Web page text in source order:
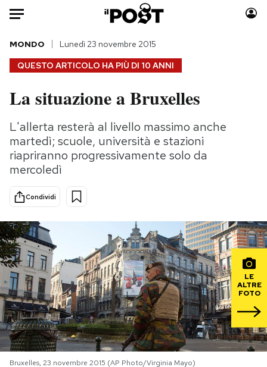
Auto
HOME
Italia
Politica
Internet
Scienza
Cultura
Economia
Sport
Moda
Consumismi
Storie/Idee
Altrecose
Mondiali calcio 2026
PODCAST
NEWSLETTER
QUESTO ARTICOLO HA PIÙ DI 10 ANNI
MONDO Lunedì 23 novembre 2015
La situazione a Bruxelles
L'allerta resterà al livello massimo anche
martedì; scuole, università e stazioni
riapriranno progressivamente solo da
mercoledì
Condividi
LE
ALTRE
FOTO
Bruxelles, 23 novembre 2015 (AP Photo/Virginia Mayo)